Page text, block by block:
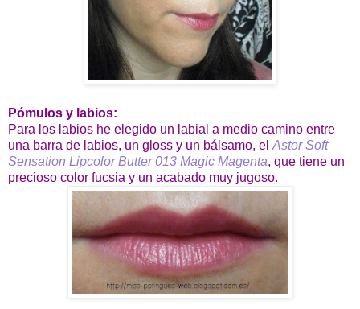
Pómulos y labios:
Para los labios he elegido un labial a medio camino entre
una barra de labios, un gloss y un bálsamo, el Astor Soft
Sensation Lipcolor Butter 013 Magic Magenta, que tiene un
precioso color fucsia y un acabado muy jugoso.